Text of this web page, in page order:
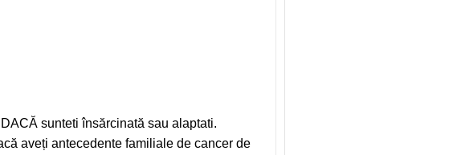
sunteti însărcinată sau alaptati.
aveți antecedente familiale de cancer de